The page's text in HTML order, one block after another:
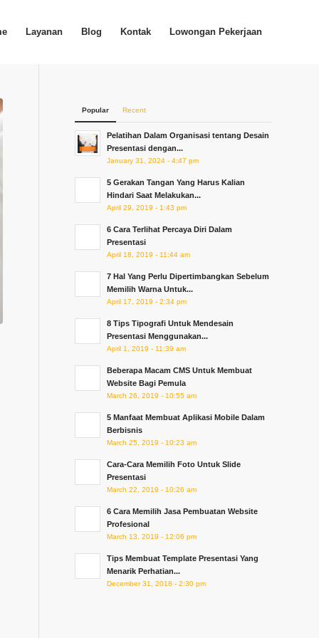
Layanan Blog Kontak Lowongan Pekerjaan
Popular Recent
Pelatihan Dalam Organisasi tentang Desain
Presentasi dengan...
January 31, 2024 - 4:47 pm
5 Gerakan Tangan Yang Harus Kalian
Hindari Saat Melakukan...
April 29, 2019 - 1:43 pm
6 Cara Terlihat Percaya Diri Dalam
Presentasi
April 18, 2019 - 11:44 am
7 Hal Yang Perlu Dipertimbangkan Sebelum
Memilih Warna Untuk...
April 17, 2019 - 2:34 pm
8 Tips Tipografi Untuk Mendesain
Presentasi Menggunakan...
April 1, 2019 - 11:39 am
Beberapa Macam CMS Untuk Membuat
Website Bagi Pemula
March 26, 2019 - 10:55 am
5 Manfaat Membuat Aplikasi Mobile Dalam
Berbisnis
March 25, 2019 - 10:23 am
Cara-Cara Memilih Foto Untuk Slide
Presentasi
March 22, 2019 - 10:26 am
6 Cara Memilih Jasa Pembuatan Website
Profesional
March 13, 2019 - 12:06 pm
Tips Membuat Template Presentasi Yang
Menarik Perhatian...
December 31, 2018 - 2:30 pm